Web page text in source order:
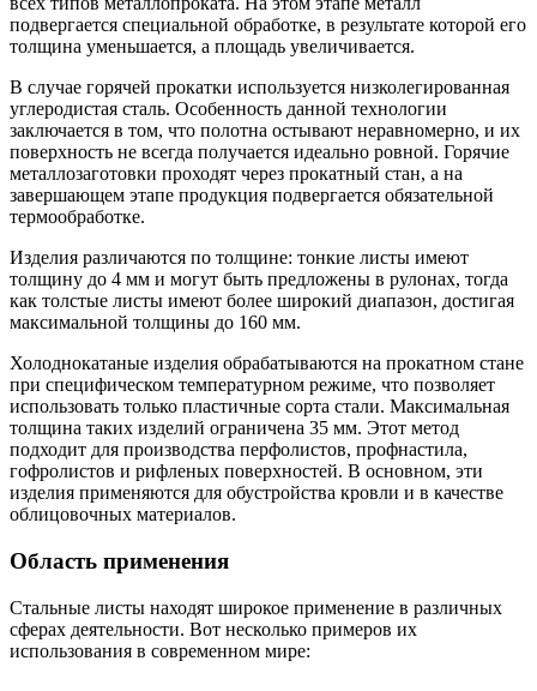
подвергается специальной обработке, в результате которой его
толщина уменьшается, а площадь увеличивается.
В случае горячей прокатки используется низколегированная
углеродистая сталь. Особенность данной технологии
заключается в том, что полотна остывают неравномерно, и их
поверхность не всегда получается идеально ровной. Горячие
металлозаготовки проходят через прокатный стан, а на
завершающем этапе продукция подвергается обязательной
термообработке.
Изделия различаются по толщине: тонкие листы имеют
толщину до 4 мм и могут быть предложены в рулонах, тогда
как толстые листы имеют более широкий диапазон, достигая
максимальной толщины до 160 мм.
Холоднокатаные изделия обрабатываются на прокатном стане
при специфическом температурном режиме, что позволяет
использовать только пластичные сорта стали. Максимальная
толщина таких изделий ограничена 35 мм. Этот метод
подходит для производства перфолистов, профнастила,
гофролистов и рифленых поверхностей. В основном, эти
изделия применяются для обустройства кровли и в качестве
облицовочных материалов.
Область применения
Стальные листы находят широкое применение в различных
сферах деятельности. Вот несколько примеров их
использования в современном мире: